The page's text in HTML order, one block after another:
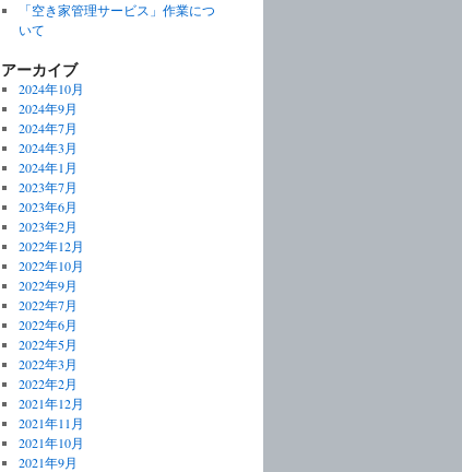
「空き家管理サービス」作業につ
いて
アーカイブ
2024年10月
2024年9月
2024年7月
2024年3月
2024年1月
2023年7月
2023年6月
2023年2月
2022年12月
2022年10月
2022年9月
2022年7月
2022年6月
2022年5月
2022年3月
2022年2月
2021年12月
2021年11月
2021年10月
2021年9月